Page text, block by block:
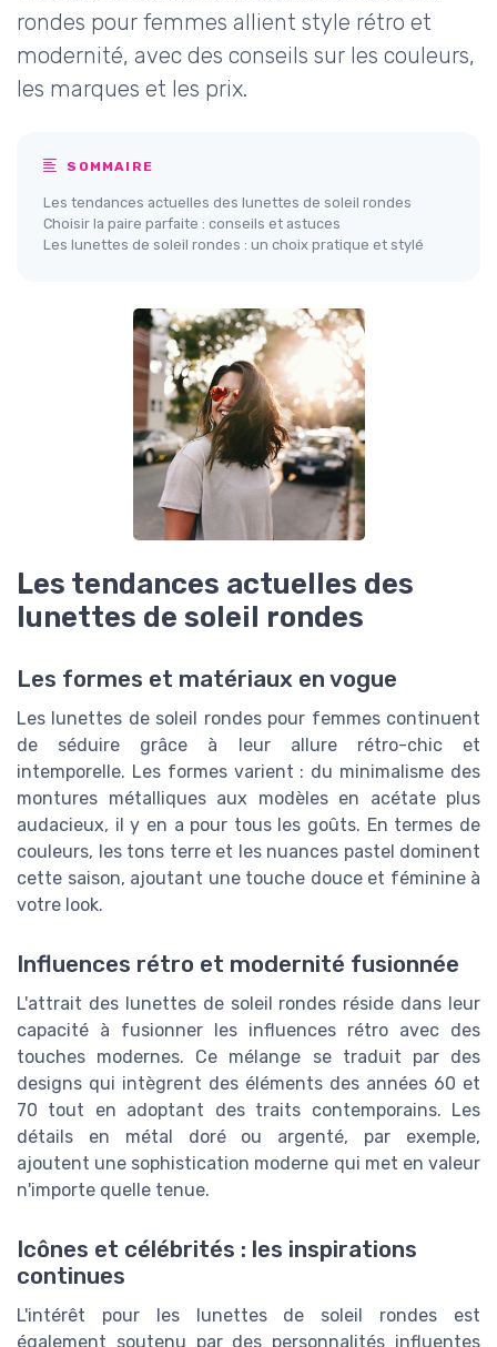
rondes pour femmes allient style rétro et
modernité, avec des conseils sur les couleurs,
les marques et les prix.
SOMMAIRE
Les tendances actuelles des lunettes de soleil rondes
Choisir la paire parfaite : conseils et astuces
Les lunettes de soleil rondes : un choix pratique et stylé
Les tendances actuelles des
lunettes de soleil rondes
Les formes et matériaux en vogue
Les lunettes de soleil rondes pour femmes continuent
de séduire grâce à leur allure rétro-chic et
intemporelle. Les formes varient : du minimalisme des
montures métalliques aux modèles en acétate plus
audacieux, il y en a pour tous les goûts. En termes de
couleurs, les tons terre et les nuances pastel dominent
cette saison, ajoutant une touche douce et féminine à
votre look.
Influences rétro et modernité fusionnée
L'attrait des lunettes de soleil rondes réside dans leur
capacité à fusionner les influences rétro avec des
touches modernes. Ce mélange se traduit par des
designs qui intègrent des éléments des années 60 et
70 tout en adoptant des traits contemporains. Les
détails en métal doré ou argenté, par exemple,
ajoutent une sophistication moderne qui met en valeur
n'importe quelle tenue.
Icônes et célébrités : les inspirations
continues
L'intérêt pour les lunettes de soleil rondes est
également soutenu par des personnalités influentes